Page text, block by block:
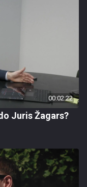
00:02:22
Juris Žagars?